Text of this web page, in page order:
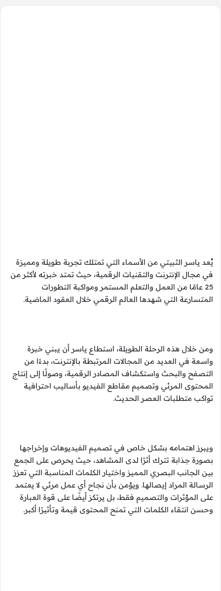
يُعد ياسر الثبيتي من الأسماء التي تمتلك تجربة طويلة ومميزة
في مجال الإنترنت والتقنيات الرقمية، حيث تمتد خبرته لأكثر من
25 عامًا من العمل والتعلم المستمر ومواكبة التطورات
المتسارعة التي شهدها العالم الرقمي خلال العقود الماضية.
ومن خلال هذه الرحلة الطويلة، استطاع ياسر أن يبني خبرة
واسعة في العديد من المجالات المرتبطة بالإنترنت، بدءًا من
التصفح والبحث واستكشاف المصادر الرقمية، وصولًا إلى إنتاج
المحتوى المرئي وتصميم مقاطع الفيديو بأساليب احترافية
تواكب متطلبات العصر الحديث.
ويبرز اهتمامه بشكل خاص في تصميم الفيديوهات وإخراجها
بصورة جذابة تترك أثرًا لدى المشاهد، حيث يحرص على الجمع
بين الجانب البصري المميز واختيار الكلمات المناسبة التي تعزز
الرسالة المراد إيصالها. ويؤمن بأن نجاح أي عمل مرئي لا يعتمد
على المؤثرات والتصميم فقط، بل يرتكز أيضًا على قوة العبارة
وحسن انتقاء الكلمات التي تمنح المحتوى قيمة وتأثيرًا أكبر.